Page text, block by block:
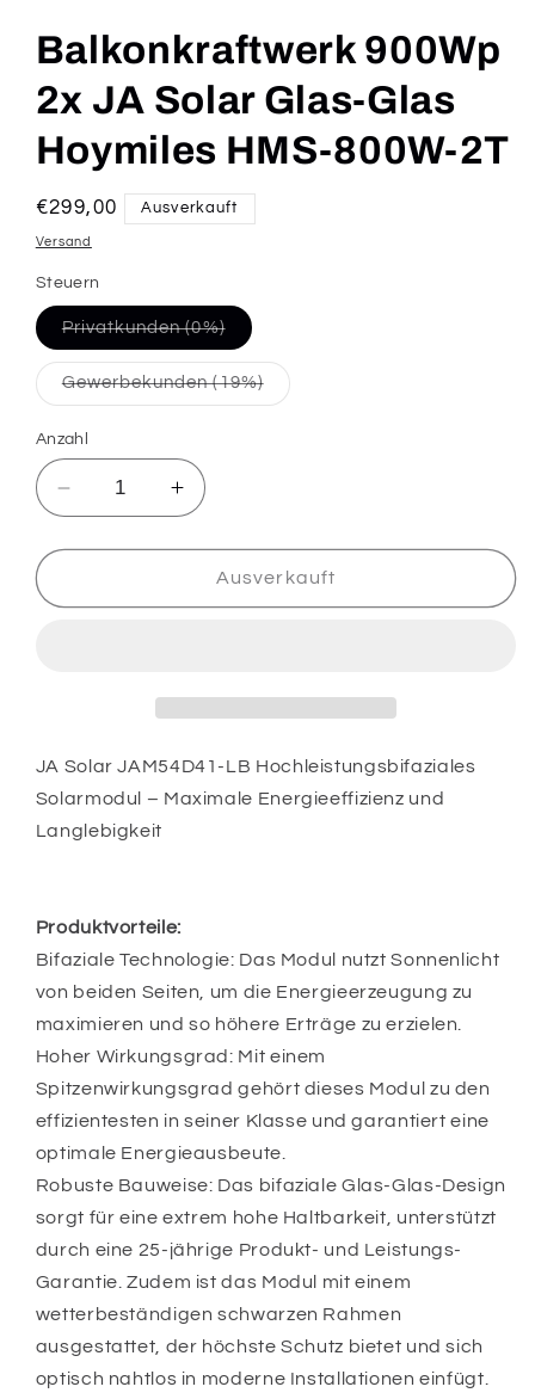
Balkonkraftwerk 900Wp
2x JA Solar Glas-Glas
Hoymiles HMS-800W-2T
Normaler
Preis
€299,00 Ausverkauft
Versand
Steuern
Privatkunden (0%)Variante
ausverkauft
oder
nicht
verfügbar
Gewerbekunden (19%)Variante
ausverkauft
Anzahl
Verringere
die
Menge
Balkonkraftwerk
Glas
Hoymiles
800W-
Erhöhe
die
Menge
Balkonkraftwerk
Glas
Hoymiles
Ausverkauft
JA Solar JAM54D41-LB Hochleistungsbifaziales
Solarmodul – Maximale Energieeffizienz und
Langlebigkeit
Produktvorteile:
Bifaziale Technologie: Das Modul nutzt Sonnenlicht
von beiden Seiten, um die Energieerzeugung zu
maximieren und so höhere Erträge zu erzielen.
Hoher Wirkungsgrad: Mit einem
Spitzenwirkungsgrad gehört dieses Modul zu den
effizientesten in seiner Klasse und garantiert eine
optimale Energieausbeute.
Robuste Bauweise: Das bifaziale Glas-Glas-Design
sorgt für eine extrem hohe Haltbarkeit, unterstützt
durch eine 25-jährige Produkt- und Leistungs-
Garantie. Zudem ist das Modul mit einem
wetterbeständigen schwarzen Rahmen
ausgestattet, der höchste Schutz bietet und sich
optisch nahtlos in moderne Installationen einfügt.